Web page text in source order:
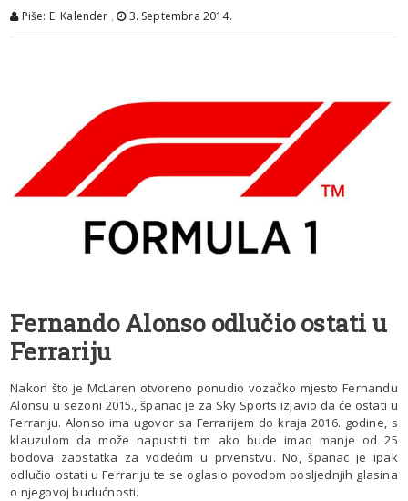
Piše: E. Kalender , 3. Septembra 2014.
Fernando Alonso odlučio ostati u
Ferrariju
Nakon što je McLaren otvoreno ponudio vozačko mjesto Fernandu
Alonsu u sezoni 2015., španac je za Sky Sports izjavio da će ostati u
Ferrariju. Alonso ima ugovor sa Ferrarijem do kraja 2016. godine, s
klauzulom da može napustiti tim ako bude imao manje od 25
bodova zaostatka za vodećim u prvenstvu. No, španac je ipak
odlučio ostati u Ferrariju te se oglasio povodom posljednjih glasina
o njegovoj budućnosti.